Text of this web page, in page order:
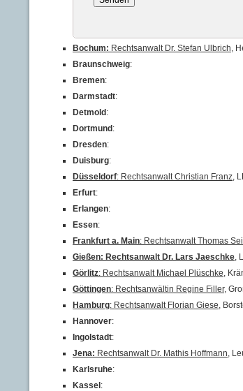
Bochum: Rechtsanwalt Dr. Stefan Ulbrich,
Braunschweig:
Bremen:
Darmstadt:
Detmold:
Dortmund:
Dresden:
Duisburg:
Düsseldorf: Rechtsanwalt Christian Franz,
Erfurt:
Erlangen:
Essen:
Frankfurt a. Main: Rechtsanwalt Thomas
Gießen: Rechtsanwalt Dr. Lars Jaeschke,
Görlitz: Rechtsanwalt Michael Plüschke,
Göttingen: Rechtsanwältin Regine Filler,
Hamburg: Rechtsanwalt Florian Giese,
Hannover:
Ingolstadt:
Jena: Rechtsanwalt Dr. Mathis Hoffmann,
Karlsruhe:
Kassel: